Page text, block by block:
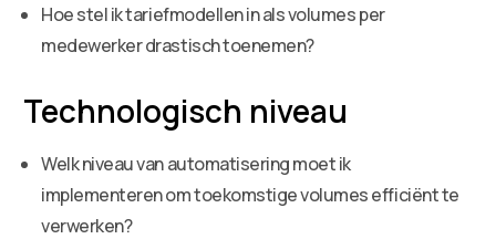
Hoe stel ik tariefmodellen in als volumes per
medewerker drastisch toenemen?
Technologisch niveau
Welk niveau van automatisering moet ik
implementeren om toekomstige volumes efficiënt te
verwerken?